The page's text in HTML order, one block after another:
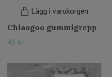
Lägg i varukorgen
Chiaogoo gummigrepp
45 kr